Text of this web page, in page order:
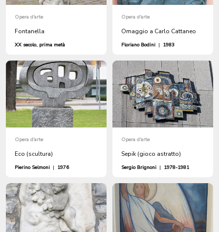
Opera d'arte
Fontanella
XX secolo, prima metà
Opera d'arte
Omaggio a Carlo Cattaneo
Floriano Bodini | 1983
Opera d'arte
Eco (scultura)
Pierino Selmoni | 1976
Opera d'arte
Sepik (gioco astratto)
Sergio Brignoni | 1978-1981